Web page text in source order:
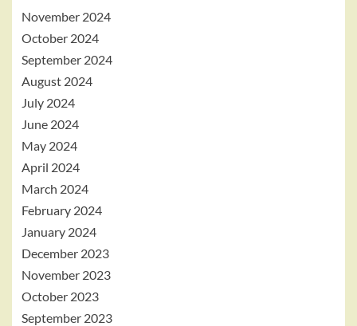
November 2024
October 2024
September 2024
August 2024
July 2024
June 2024
May 2024
April 2024
March 2024
February 2024
January 2024
December 2023
November 2023
October 2023
September 2023